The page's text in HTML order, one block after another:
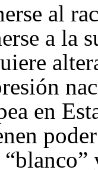
al
a la
en